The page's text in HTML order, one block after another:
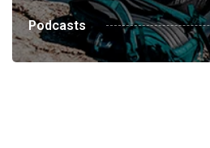
Podcasts